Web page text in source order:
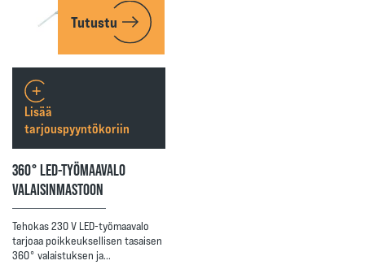
Tutustu
360° LED-TYÖMAAVALO
VALAISINMASTOON
Tehokas 230 V LED-työmaavalo
tarjoaa poikkeuksellisen tasaisen
360° valaistuksen ja…
Lisää
tarjouspyyntökoriin